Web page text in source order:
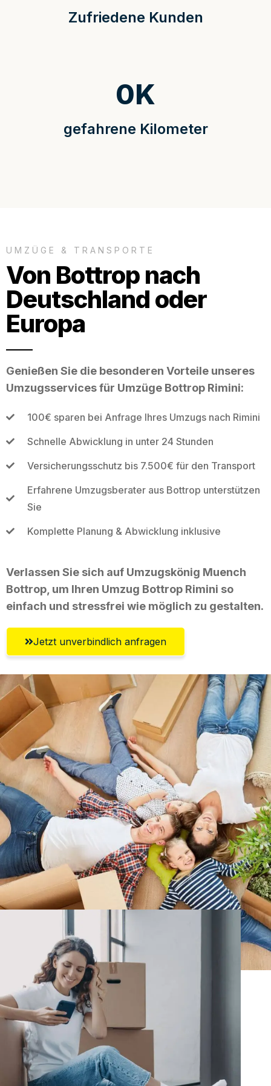
Zufriedene Kunden
gefahrene Kilometer
0K
UMZÜGE & TRANSPORTE
Von Bottrop nach
Deutschland oder
Europa
Genießen Sie die besonderen Vorteile unseres
Umzugsservices für Umzüge Bottrop Rimini:
100€ sparen bei Anfrage Ihres Umzugs nach Rimini
Schnelle Abwicklung in unter 24 Stunden
Versicherungsschutz bis 7.500€ für den Transport
Erfahrene Umzugsberater aus Bottrop unterstützen
Sie
Komplette Planung & Abwicklung inklusive
Verlassen Sie sich auf Umzugskönig Muench
Bottrop, um Ihren Umzug Bottrop Rimini so
einfach und stressfrei wie möglich zu gestalten.
Jetzt unverbindlich anfragen